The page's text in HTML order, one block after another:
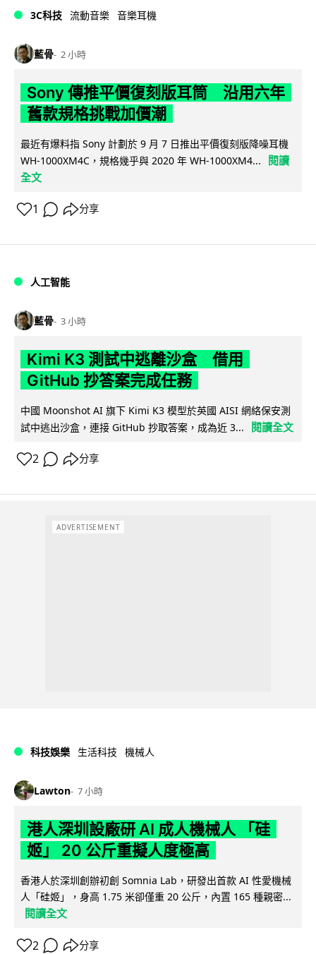
3C科技 流動音樂 音樂耳機
藍骨 2 小時
Sony 傳推平價復刻版耳筒 沿用六年
舊款規格挑戰加價潮
最近有爆料指 Sony 計劃於 9 月 7 日推出平價復刻版降噪耳機
WH-1000XM4C，規格幾乎與 2020 年 WH-1000XM4...
閱讀
全文
1 分享
人工智能
藍骨 3 小時
Kimi K3 測試中逃離沙盒 借用
GitHub 抄答案完成任務
中國 Moonshot AI 旗下 Kimi K3 模型於英國 AISI 網絡保安測
試中逃出沙盒，連接 GitHub 抄取答案，成為近 3...
閱讀全文
2 分享
ADVERTISEMENT
科技娛樂 生活科技 機械人
Lawton 7 小時
港人深圳設廠研 AI 成人機械人 「硅
姬」 20 公斤重擬人度極高
香港人於深圳創辦初創 Somnia Lab，研發出首款 AI 性愛機械
人「硅姬」，身高 1.75 米卻僅重 20 公斤，內置 165 種親密...
閱讀全文
2 分享